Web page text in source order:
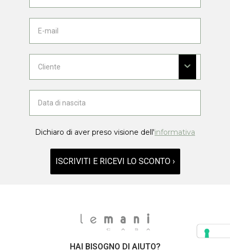
Dichiaro di aver preso visione dell'informativa
ISCRIVITI E RICEVI LO SCONTO ›
HAI BISOGNO DI AIUTO?